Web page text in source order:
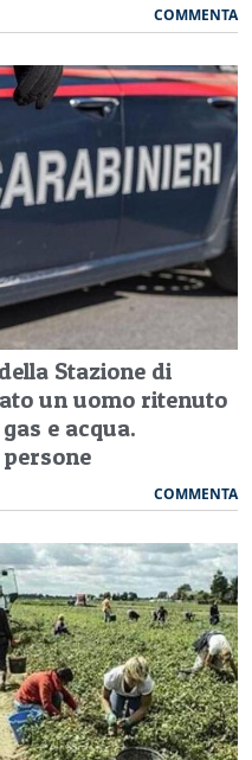
COMMENTA
Stazione di
un uomo ritenuto
e acqua.
COMMENTA